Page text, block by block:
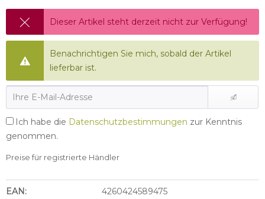
Dieser Artikel steht derzeit nicht zur Verfügung!
Benachrichtigen Sie mich, sobald der Artikel
lieferbar ist.
Ich habe die Datenschutzbestimmungen zur Kenntnis
genommen.
Preise für registrierte Händler
EAN:
4260424589475